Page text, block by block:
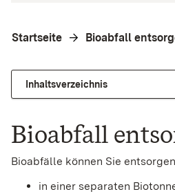
Startseite Bioabfall
Inhaltsverzeichnis
Bioabfall
Bioabfälle können Sie entsorgen
in einer separaten